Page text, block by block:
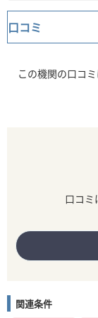
口コミ
この機関の口コ
口コミ
関連条件